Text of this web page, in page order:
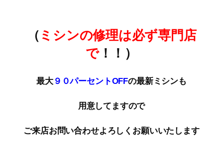
（ ミシンの修理は必ず専門店
で！！）
最大９０パーセントOFFの最新ミシンも
用意してますので
ご来店お問い合わせよろしくお願いいたします